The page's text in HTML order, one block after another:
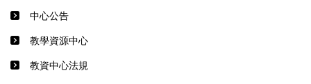
中心公告
教學資源中心
教資中心法規